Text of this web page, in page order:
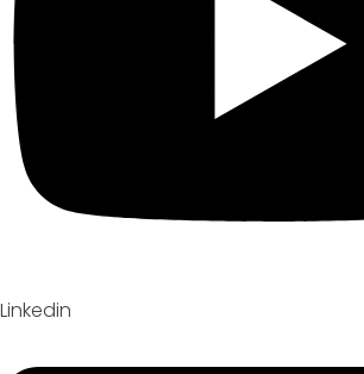
Linkedin